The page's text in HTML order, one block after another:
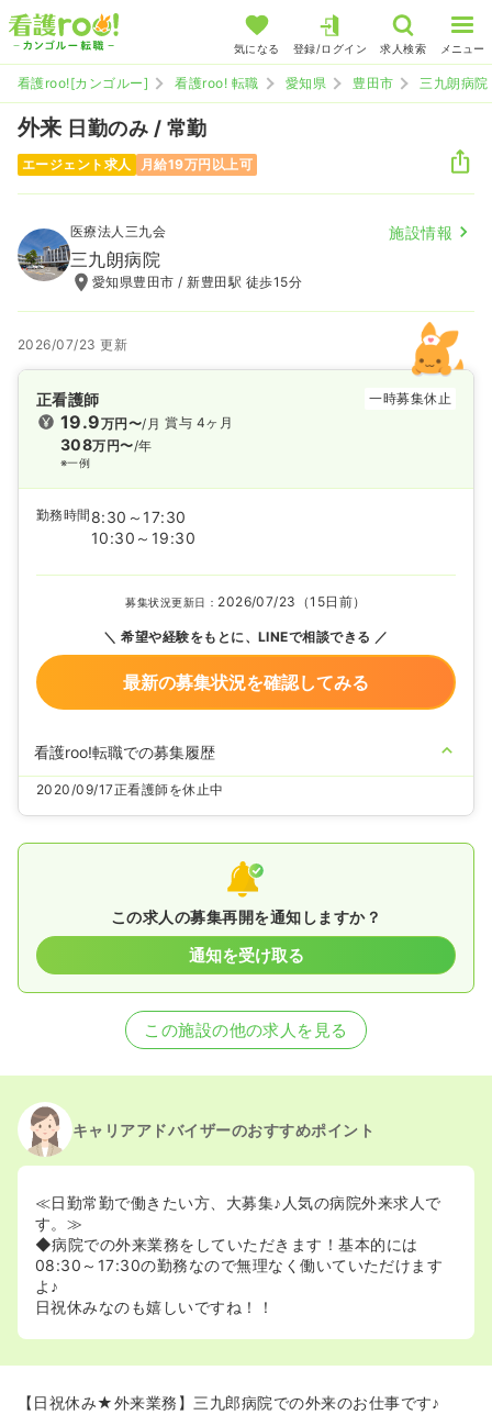
気になる 登録/ログイン 求人検索 メニュー
看護roo![カンゴルー] 看護roo! 転職 愛知県 豊田市 三九朗病院
外来 日勤のみ / 常勤
エージェント求人 月給19万円以上可
医療法人三九会 施設情報
三九朗病院
愛知県豊田市 / 新豊田駅 徒歩15分
2026/07/23 更新
正看護師 一時募集休止
19.9万円〜/月
308万円〜/年
※一例
賞与 4ヶ月
勤務時間 8:30～17:30
10:30～19:30
募集状況更新日： 2026/07/23（15日前）
希望や経験をもとに、LINEで相談できる
最新の募集状況を確認してみる
看護roo!転職での募集履歴
2020/09/17正看護師を休止中
この求人の募集再開を通知しますか？
通知を受け取る
この施設の他の求人を見る
キャリアアドバイザーのおすすめポイント
≪日勤常勤で働きたい方、大募集♪人気の病院外来求人で
す。≫
◆病院での外来業務をしていただきます！基本的には
08:30～17:30の勤務なので無理なく働いていただけます
よ♪
日祝休みなのも嬉しいですね！！
【日祝休み★外来業務】三九郎病院での外来のお仕事です♪